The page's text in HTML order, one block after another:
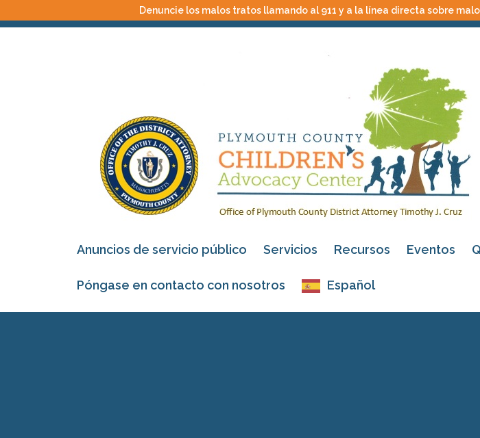
Denuncie los malos tratos llamando al 911 y a la línea directa sobre
Anuncios de servicio público Servicios Recursos Eventos
Póngase en contacto con nosotros Español